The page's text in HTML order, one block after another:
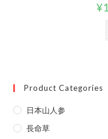
¥
Product Categories
日本山人参
長命草